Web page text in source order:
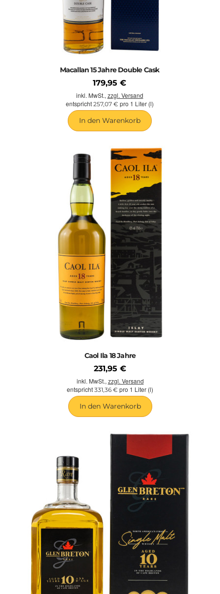
Macallan 15 Jahre Double Cask
179,95 €
inkl. MwSt., zzgl. Versand
entspricht 257,07 € pro 1 Liter (l)
In den Warenkorb
Caol Ila 18 Jahre
231,95 €
inkl. MwSt., zzgl. Versand
entspricht 331,36 € pro 1 Liter (l)
In den Warenkorb